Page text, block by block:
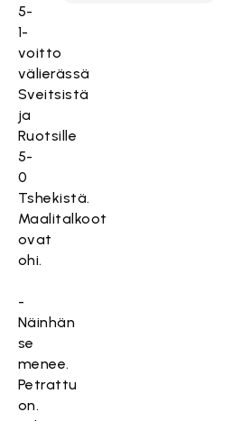
5-
1-
voitto
välierässä
Sveitsistä
ja
Ruotsille
5-
0
Tshekistä.
Maalitalkoot
ovat
ohi.
-
Näinhän
se
menee.
Petrattu
on.